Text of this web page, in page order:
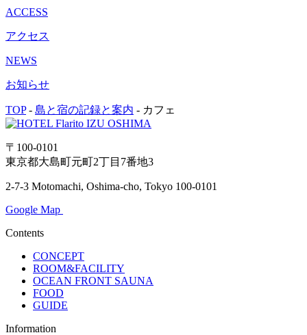
ACCESS
アクセス
NEWS
お知らせ
TOP - 島と宿の記録と案内 - カフェ
〒100-0101
東京都大島町元町2丁目7番地3
2-7-3 Motomachi, Oshima-cho, Tokyo 100-0101
Google Map
Contents
CONCEPT
ROOM&FACILITY
OCEAN FRONT SAUNA
FOOD
GUIDE
Information